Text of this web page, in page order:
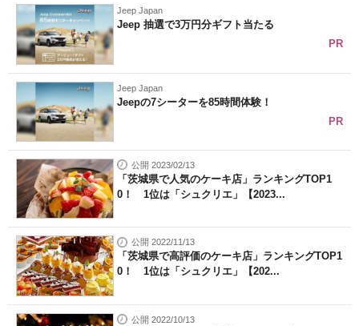
Jeep Japan
Jeep 抽選で3万円分ギフト当たる
PR
Jeep Japan
Jeepの7シーターを85時間体験！
PR
公開 2023/02/13
「茨城県で人気のケーキ店」ランキングTOP1
0！ 1位は「シュクリエ」【2023...
公開 2022/11/13
「茨城県で高評価のケーキ店」ランキングTOP1
0！ 1位は「シュクリエ」【202...
公開 2022/10/13